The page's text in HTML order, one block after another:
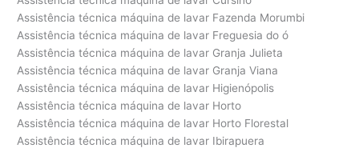
Assistência técnica máquina de lavar Fazenda Morumbi
Assistência técnica máquina de lavar Freguesia do ó
Assistência técnica máquina de lavar Granja Julieta
Assistência técnica máquina de lavar Granja Viana
Assistência técnica máquina de lavar Higienópolis
Assistência técnica máquina de lavar Horto
Assistência técnica máquina de lavar Horto Florestal
Assistência técnica máquina de lavar Ibirapuera